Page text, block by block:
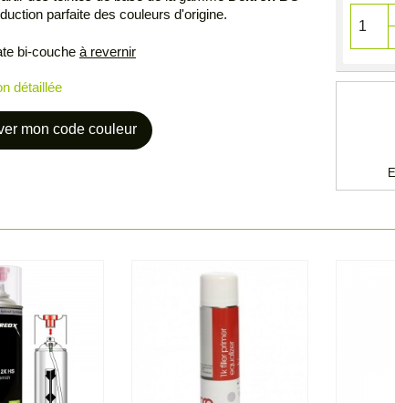
parfaite des couleurs d'origine.
bi-couche à revernir
détaillée
mon code couleur